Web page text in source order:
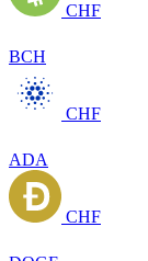
CHF
BCH
CHF
ADA
CHF